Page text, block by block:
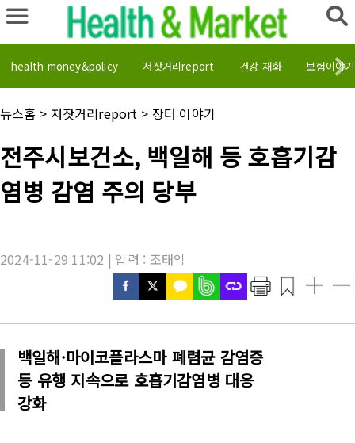
health money&policy 저잣거리report 건강 재화 보험이야기
채
널
:
뉴스홈 > 저잣거리report > 장터 이야기
기
사
목
전주시보건소, 백일해 등 호흡기감
염병 감염 주의 당부
2024-11-29 11:02 | 입력 : 조태익
백일해·마이코플라스마 폐렴균 감염증
등 유행 지속으로 호흡기감염병 대응
강화